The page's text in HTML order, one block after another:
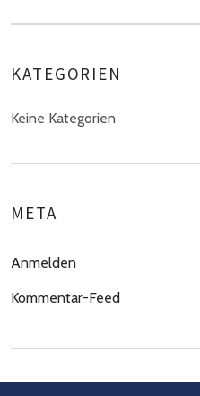
KATEGORIEN
Keine Kategorien
META
Anmelden
Kommentar-Feed